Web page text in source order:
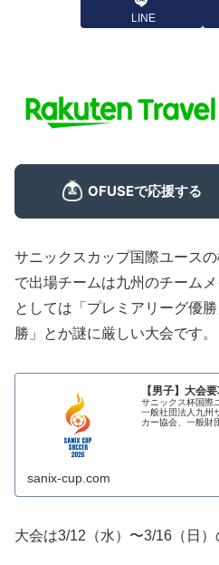
LINE
サニックスカップ国際ユース
で出場チームは九州のチーム
としては「プレミアリーグ優
勝」とか謎に厳しい大会です。
【男子】大会
サニックス杯国
一般社団法人九州
カー協会、一般財
sanix-cup.com
大会は3/12（水）〜3/16（日）